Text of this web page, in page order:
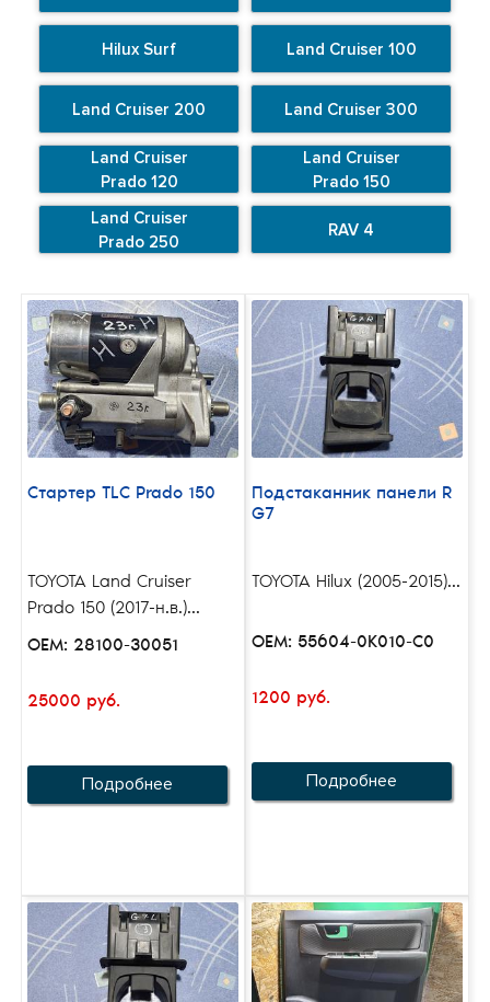
Hilux Surf Land Cruiser 100
Land Cruiser 200 Land Cruiser 300
Land Cruiser
Prado 120
Land Cruiser
Prado 150
Land Cruiser
Prado 250
RAV 4
Стартер TLC Prado 150
TOYOTA Land Cruiser
Prado 150 (2017-н.в.)...
OEM: 28100-30051
25000 руб.
Подробнее
Подстаканник панели R
G7
TOYOTA Hilux (2005-2015)...
OEM: 55604-0K010-C0
1200 руб.
Подробнее